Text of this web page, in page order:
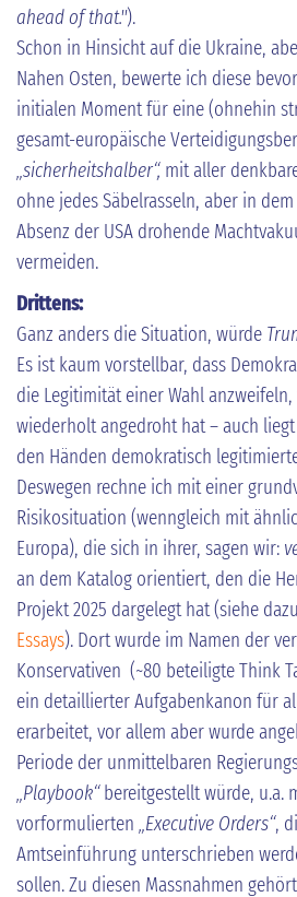
ahead of that.").
Schon in Hinsicht auf die Ukraine,
Nahen Osten, bewerte ich diese
initialen Moment für eine (ohnehin
gesamt-europäische
„sicherheitshalber“, mit aller
ohne jedes Säbelrasseln, aber in
Absenz der USA drohende
vermeiden.
Drittens:
Ganz anders die Situation, würde
Es ist kaum vorstellbar, dass
die Legitimität einer Wahl anzweifeln,
wiederholt angedroht hat – auch
den Händen demokratisch
Deswegen rechne ich mit einer
Risikosituation (wenngleich mit
Europa), die sich in ihrer, sagen wir:
an dem Katalog orientiert, den die
Projekt 2025 dargelegt hat (siehe
Essays). Dort wurde im Namen der
Konservativen (~80 beteiligte Think
ein detaillierter Aufgabenkanon für
erarbeitet, vor allem aber wurde
Periode der unmittelbaren
„Playbook“bereitgestellt würde, u.a.
vorformulierten „Executive Orders“,
Amtseinführung unterschrieben
sollen. Zu diesen Massnahmen